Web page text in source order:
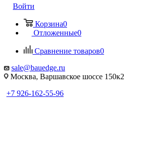
Войти
Корзина0
Отложенные0
Сравнение товаров0
sale@bauedge.ru
Москва, Варшавское шоссе 150к2
+7 926-162-55-96